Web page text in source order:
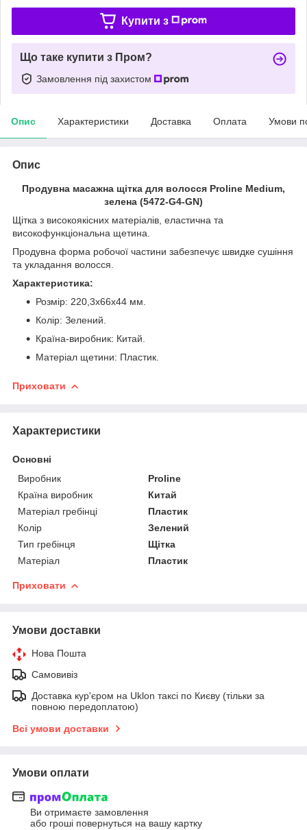
Купити з
Що таке купити з Пром?
Замовлення під захистом
Опис Характеристики Доставка Оплата Умови
Опис
Продувна масажна щітка для волосся Proline Medium,
зелена (5472-G4-GN)
Щітка з високоякісних матеріалів, еластична та
високофункціональна щетина.
Продувна форма робочої частини забезпечує швидке сушіння
та укладання волосся.
Характеристика:
Розмір: 220,3х66х44 мм.
Колір: Зелений.
Країна-виробник: Китай.
Матеріал щетини: Пластик.
Приховати
Характеристики
Основні
Виробник
Proline
Країна виробник
Китай
Матеріал гребінці
Пластик
Колір
Зелений
Тип гребінця
Щітка
Матеріал
Пластик
Приховати
Умови доставки
Нова Пошта
Самовивіз
Доставка кур'єром на Uklon таксі по Києву (тільки за
повною передоплатою)
Всі умови доставки
Умови оплати
Ви отримаєте замовлення
або гроші повернуться на вашу картку